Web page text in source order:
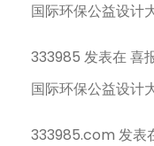
国际环保公益设计
333985 发表在喜
国际环保公益设计
333985.com 发表